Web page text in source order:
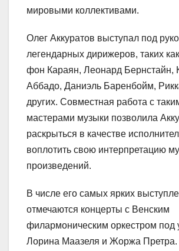
мировыми коллективами.
Олег Аккуратов выступал под
легендарных дирижеров, таких
фон Караян, Леонард Бернстайн,
Аббадо, Даниэль Баренбойм,
других. Совместная работа с
мастерами музыки позволила
раскрыться в качестве
воплотить свою интерпретацию
произведений.
В числе его самых ярких
отмечаются концерты с Венским
филармоническим оркестром под
Лорина Маазеля и Жоржа